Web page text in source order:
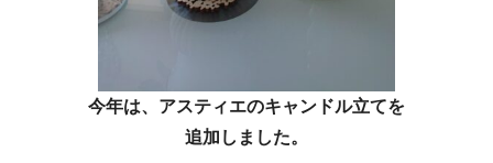
今年は、アスティエのキャンドル立てを
追加しました。